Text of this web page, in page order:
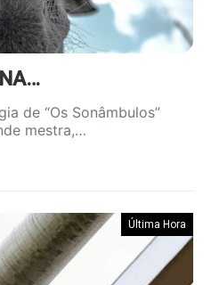
de “Os Sonâmbulos”
mestra,…
Última Hora